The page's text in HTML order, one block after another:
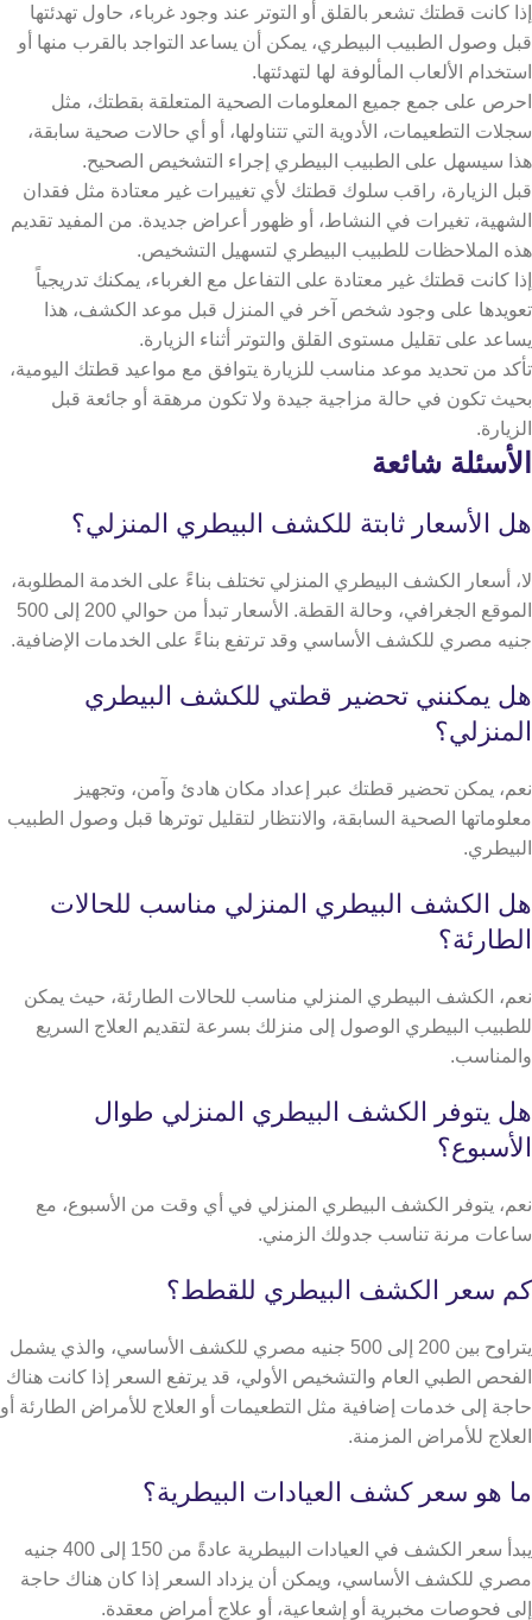
إذا كانت قطتك تشعر بالقلق أو التوتر عند وجود غرباء، حاول تهدئتها
قبل وصول الطبيب البيطري، يمكن أن يساعد التواجد بالقرب منها أو
استخدام الألعاب المألوفة لها لتهدئتها.
احرص على جمع جميع المعلومات الصحية المتعلقة بقطتك، مثل
سجلات التطعيمات، الأدوية التي تتناولها، أو أي حالات صحية سابقة،
هذا سيسهل على الطبيب البيطري إجراء التشخيص الصحيح.
قبل الزيارة، راقب سلوك قطتك لأي تغييرات غير معتادة مثل فقدان
الشهية، تغيرات في النشاط، أو ظهور أعراض جديدة. من المفيد تقديم
هذه الملاحظات للطبيب البيطري لتسهيل التشخيص.
إذا كانت قطتك غير معتادة على التفاعل مع الغرباء، يمكنك تدريجياً
تعويدها على وجود شخص آخر في المنزل قبل موعد الكشف، هذا
يساعد على تقليل مستوى القلق والتوتر أثناء الزيارة.
تأكد من تحديد موعد مناسب للزيارة يتوافق مع مواعيد قطتك اليومية،
بحيث تكون في حالة مزاجية جيدة ولا تكون مرهقة أو جائعة قبل
الزيارة.
الأسئلة شائعة
هل الأسعار ثابتة للكشف البيطري المنزلي؟
لا، أسعار الكشف البيطري المنزلي تختلف بناءً على الخدمة المطلوبة،
الموقع الجغرافي، وحالة القطة. الأسعار تبدأ من حوالي 200 إلى 500
جنيه مصري للكشف الأساسي وقد ترتفع بناءً على الخدمات الإضافية.
هل يمكنني تحضير قطتي للكشف البيطري
المنزلي؟
نعم، يمكن تحضير قطتك عبر إعداد مكان هادئ وآمن، وتجهيز
معلوماتها الصحية السابقة، والانتظار لتقليل توترها قبل وصول الطبيب
البيطري.
هل الكشف البيطري المنزلي مناسب للحالات
الطارئة؟
نعم، الكشف البيطري المنزلي مناسب للحالات الطارئة، حيث يمكن
للطبيب البيطري الوصول إلى منزلك بسرعة لتقديم العلاج السريع
والمناسب.
هل يتوفر الكشف البيطري المنزلي طوال
الأسبوع؟
نعم، يتوفر الكشف البيطري المنزلي في أي وقت من الأسبوع، مع
ساعات مرنة تناسب جدولك الزمني.
كم سعر الكشف البيطري للقطط؟
يتراوح بين 200 إلى 500 جنيه مصري للكشف الأساسي، والذي يشمل
الفحص الطبي العام والتشخيص الأولي، قد يرتفع السعر إذا كانت هناك
حاجة إلى خدمات إضافية مثل التطعيمات أو العلاج للأمراض الطارئة أو
العلاج للأمراض المزمنة.
ما هو سعر كشف العيادات البيطرية؟
يبدأ سعر الكشف في العيادات البيطرية عادةً من 150 إلى 400 جنيه
مصري للكشف الأساسي، ويمكن أن يزداد السعر إذا كان هناك حاجة
إلى فحوصات مخبرية أو إشعاعية، أو علاج أمراض معقدة.